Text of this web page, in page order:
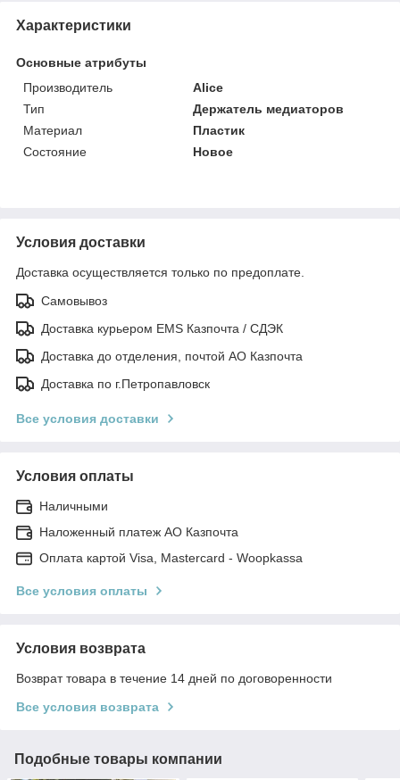
Характеристики
Основные атрибуты
Производитель
Alice
Тип
Держатель медиаторов
Материал
Пластик
Состояние
Новое
Условия доставки
Доставка осуществляется только по предоплате.
Самовывоз
Доставка курьером EMS Казпочта / СДЭК
Доставка до отделения, почтой АО Казпочта
Доставка по г.Петропавловск
Все условия доставки
Условия оплаты
Наличными
Наложенный платеж АО Казпочта
Оплата картой Visa, Mastercard - Woopkassa
Все условия оплаты
Условия возврата
Возврат товара в течение 14 дней по договоренности
Все условия возврата
Подобные товары компании